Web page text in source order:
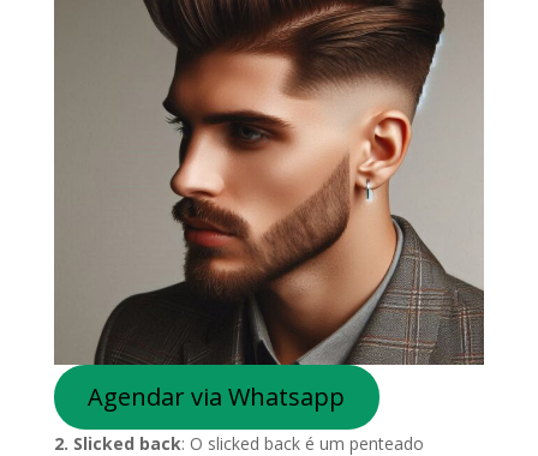
Agendar via Whatsapp
2. Slicked back: O slicked back é um penteado